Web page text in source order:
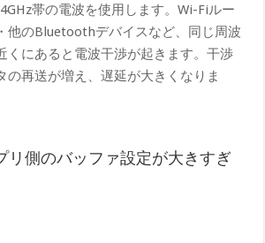
帯の電波を使用します。Wi-Fiルー
他のBluetoothデバイスなど、同じ周波
くにあると電波干渉が起きます。干渉
の再送が増え、遅延が大きくなりま
リ側のバッファ設定が大きすぎ